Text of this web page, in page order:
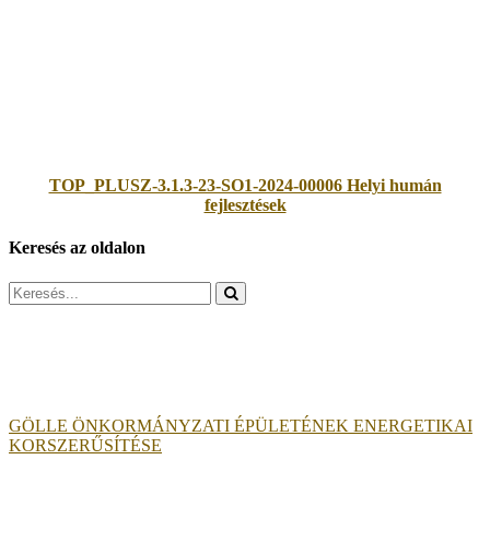
TOP_PLUSZ-3.1.3-23-SO1-2024-00006 Helyi humán
fejlesztések
Keresés az oldalon
Search
for:
GÖLLE ÖNKORMÁNYZATI ÉPÜLETÉNEK ENERGETIKAI
KORSZERŰSÍTÉSE